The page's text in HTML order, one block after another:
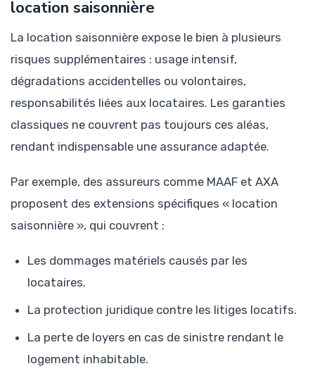
location saisonnière
La location saisonnière expose le bien à plusieurs
risques supplémentaires : usage intensif,
dégradations accidentelles ou volontaires,
responsabilités liées aux locataires. Les garanties
classiques ne couvrent pas toujours ces aléas,
rendant indispensable une assurance adaptée.
Par exemple, des assureurs comme MAAF et AXA
proposent des extensions spécifiques « location
saisonnière », qui couvrent :
Les dommages matériels causés par les
locataires.
La protection juridique contre les litiges locatifs.
La perte de loyers en cas de sinistre rendant le
logement inhabitable.